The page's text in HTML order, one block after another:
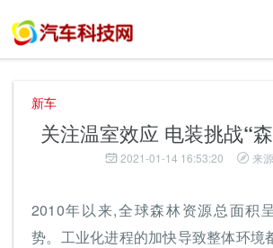
新车
关注温室效应 电装挑战“
2021-01-14 16:53:20 来
2010年以来,全球森林资源总面积
势。工业化进程的加快导致整体环境